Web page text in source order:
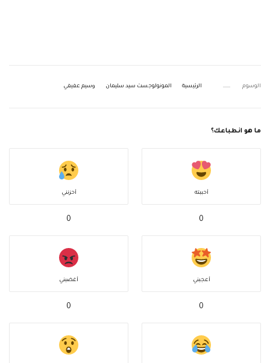
الوسوم الرئيسية المونولوجست سيد سليمان وسيم عفيفي
ما هو انطباعك؟
أحببته
0
أحزنني
0
أعجبني
0
أغضبني
0